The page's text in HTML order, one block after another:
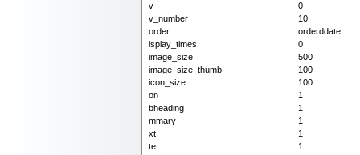
v
0
v_number
10
order
orderddate
isplay_times
0
image_size
500
image_size_thumb
100
icon_size
100
on
1
bheading
1
mmary
1
xt
1
te
1